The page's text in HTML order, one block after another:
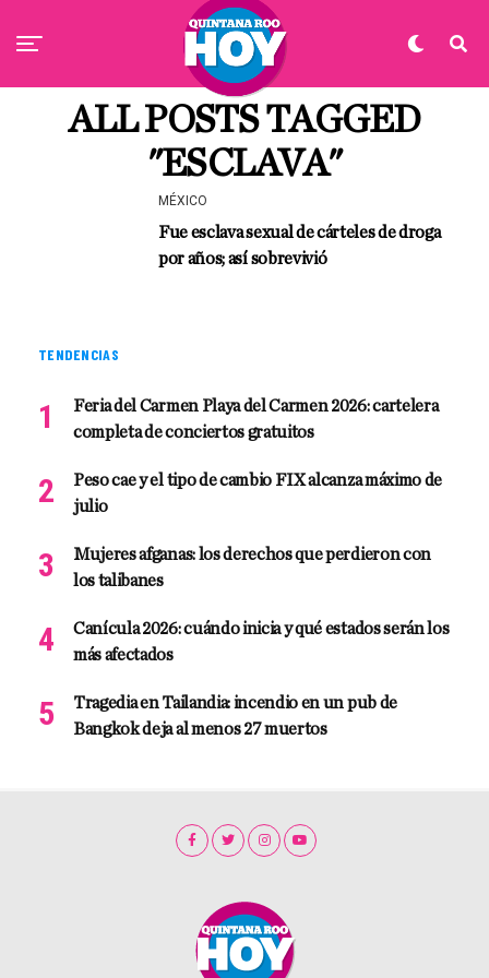
ALL POSTS TAGGED
"ESCLAVA"
MÉXICO
Fue esclava sexual de cárteles de droga
por años; así sobrevivió
TENDENCIAS
Feria del Carmen Playa del Carmen 2026: cartelera
completa de conciertos gratuitos
Peso cae y el tipo de cambio FIX alcanza máximo de
julio
Mujeres afganas: los derechos que perdieron con
los talibanes
Canícula 2026: cuándo inicia y qué estados serán los
más afectados
Tragedia en Tailandia: incendio en un pub de
Bangkok deja al menos 27 muertos